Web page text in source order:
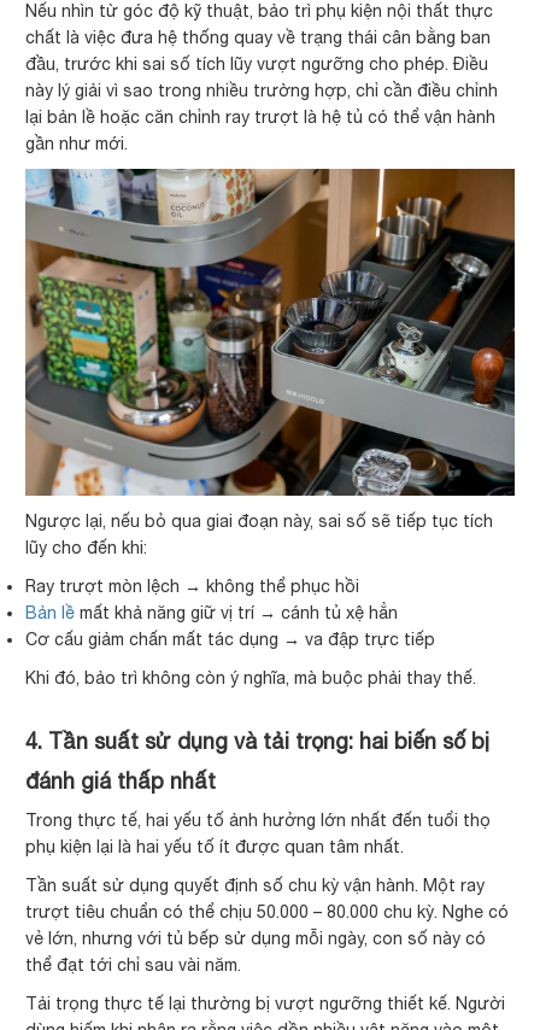
Nếu nhìn từ góc độ kỹ thuật, bảo trì phụ kiện nội thất thực
chất là việc đưa hệ thống quay về trạng thái cân bằng ban
đầu, trước khi sai số tích lũy vượt ngưỡng cho phép. Điều
này lý giải vì sao trong nhiều trường hợp, chỉ cần điều chỉnh
lại bản lề hoặc căn chỉnh ray trượt là hệ tủ có thể vận hành
gần như mới.
Ngược lại, nếu bỏ qua giai đoạn này, sai số sẽ tiếp tục tích
lũy cho đến khi:
Ray trượt mòn lệch → không thể phục hồi
Bản lề mất khả năng giữ vị trí → cánh tủ xệ hẳn
Cơ cấu giảm chấn mất tác dụng → va đập trực tiếp
Khi đó, bảo trì không còn ý nghĩa, mà buộc phải thay thế.
4. Tần suất sử dụng và tải trọng: hai biến số bị
đánh giá thấp nhất
Trong thực tế, hai yếu tố ảnh hưởng lớn nhất đến tuổi thọ
phụ kiện lại là hai yếu tố ít được quan tâm nhất.
Tần suất sử dụng quyết định số chu kỳ vận hành. Một ray
trượt tiêu chuẩn có thể chịu 50.000 – 80.000 chu kỳ. Nghe có
vẻ lớn, nhưng với tủ bếp sử dụng mỗi ngày, con số này có
thể đạt tới chỉ sau vài năm.
Tải trọng thực tế lại thường bị vượt ngưỡng thiết kế. Người